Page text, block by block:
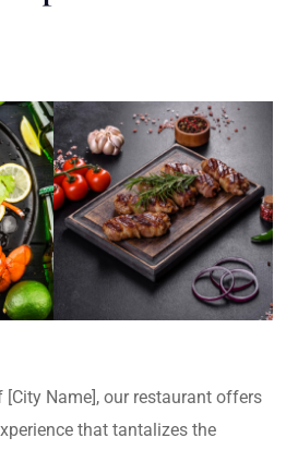
[City Name], our restaurant offers
that tantalizes the